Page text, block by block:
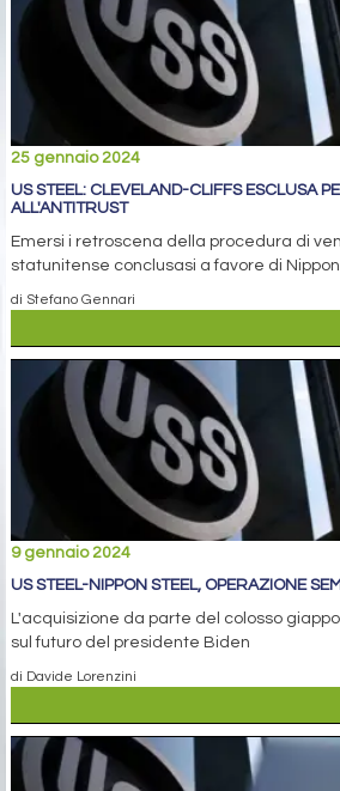
25 gennaio 2024
US STEEL: CLEVELAND-CLIFFS ESCLUSA
ALL'ANTITRUST
Emersi i retroscena della procedura di
statunitense conclusasi a favore di Nippon
di Stefano Gennari
9 gennaio 2024
US STEEL-NIPPON STEEL, OPERAZIONE
L'acquisizione da parte del colosso
sul futuro del presidente Biden
di Davide Lorenzini